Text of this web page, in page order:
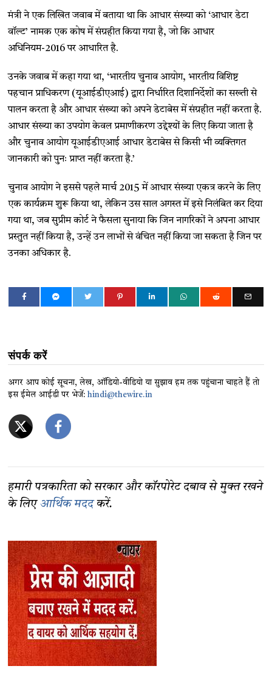
मंत्री ने एक लिखित जवाब में बताया था कि आधार संख्या को ‘आधार डेटा
वॉल्ट’ नामक एक कोष में संग्रहीत किया गया है, जो कि आधार
अधिनियम-2016 पर आधारित है.
उनके जवाब में कहा गया था, ‘भारतीय चुनाव आयोग, भारतीय विशिष्ट
पहचान प्राधिकरण (यूआईडीएआई) द्वारा निर्धारित दिशानिर्देशों का सख्ती से
पालन करता है और आधार संख्या को अपने डेटाबेस में संग्रहीत नहीं करता है.
आधार संख्या का उपयोग केवल प्रमाणीकरण उद्देश्यों के लिए किया जाता है
और चुनाव आयोग यूआईडीएआई आधार डेटाबेस से किसी भी व्यक्तिगत
जानकारी को पुनः प्राप्त नहीं करता है.’
चुनाव आयोग ने इससे पहले मार्च 2015 में आधार संख्या एकत्र करने के लिए
एक कार्यक्रम शुरू किया था, लेकिन उस साल अगस्त में इसे निलंबित कर दिया
गया था, जब सुप्रीम कोर्ट ने फैसला सुनाया कि जिन नागरिकों ने अपना आधार
प्रस्तुत नहीं किया है, उन्हें उन लाभों से वंचित नहीं किया जा सकता है जिन पर
उनका अधिकार है.
संपर्क करें
अगर आप कोई सूचना, लेख, ऑडियो-वीडियो या सुझाव हम तक पहुंचाना चाहते हैं तो
इस ईमेल आईडी पर भेजें:hindi@thewire.in
हमारी पत्रकारिता को सरकार और कॉरपोरेट दबाव से मुक्त रखने
के लिए आर्थिक मददकरें.